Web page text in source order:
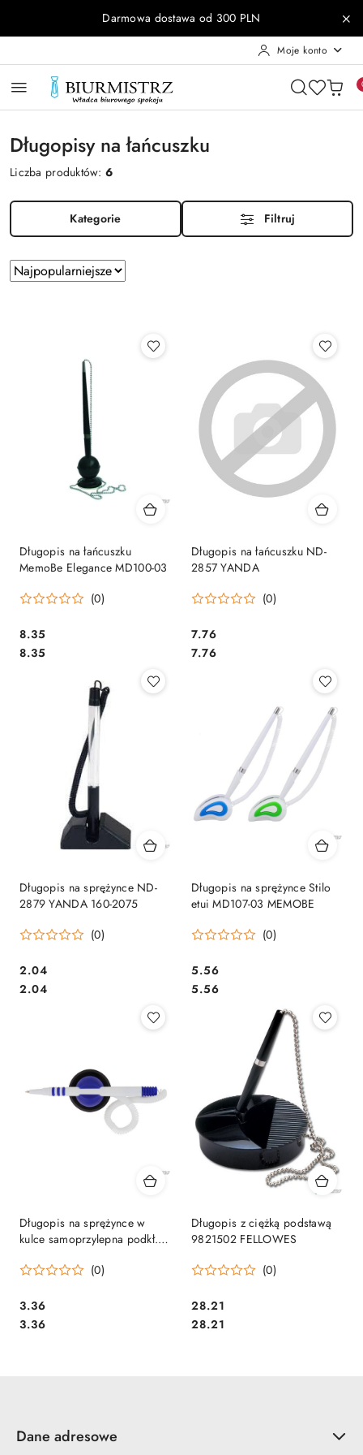
Przejdź do treści głównej
Przejdź do wyszukiwarki
Przejdź do moje konto
Przejdź do menu głównego
Przejdź do stopkiDarmowa dostawa od 300 PLN
Moje konto
Długopisy na łańcuszku
Liczba produktów:6
Kategorie Filtruj
Zastosowano
sortowanie:
Sortuj
według
Długopis na łańcuszku
MemoBe Elegance MD100-03
(0)
Cena:
8.35
Cena:
8.35
Długopis na łańcuszku ND-
2857 YANDA
(0)
Cena:
7.76
Cena:
7.76
Długopis na sprężynce ND-
2879 YANDA 160-2075
(0)
Cena:
2.04
Cena:
2.04
Długopis na sprężynce Stilo
etui MD107-03 MEMOBE
(0)
Cena:
5.56
Cena:
5.56
Długopis na sprężynce w
kulce samoprzylepna podkł.
MEMOBE
(0)
Cena:
3.36
Cena:
3.36
Długopis z ciężką podstawą
9821502 FELLOWES
(0)
Cena:
28.21
Cena:
28.21
Dane adresowe